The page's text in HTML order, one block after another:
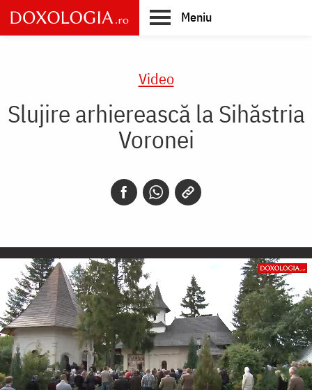
Skip
to
main
Meniu
Video
Slujire arhierească la Sihăstria
Voronei